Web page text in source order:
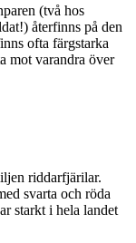
(två hos
återfinns på den
ofta färgstarka
mot varandra över
riddarfjärilar.
svarta och röda
starkt i hela landet